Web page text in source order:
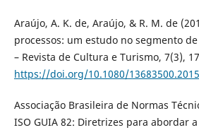
Araújo, A. K. de, Araújo, & R. M. de
processos: um estudo no segmento
– Revista de Cultura e Turismo, 7(3),
https://doi.org/10.1080/
Associação Brasileira de Normas
ISO GUIA 82: Diretrizes para abordar